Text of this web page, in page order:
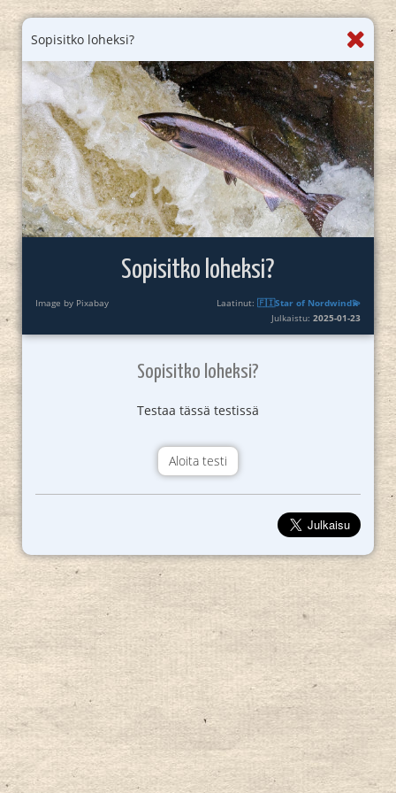
Sopisitko loheksi?
Sopisitko loheksi?
Image by Pixabay Laatinut:🇫🇮Star of Nordwind💫
Julkaistu:2025-01-23
Sopisitko loheksi?
Testaa tässä testissä
Aloita testi